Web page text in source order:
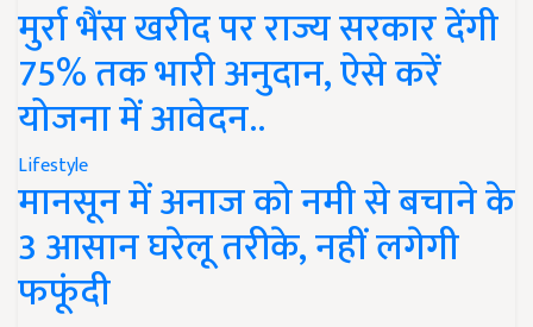
मुर्रा भैंस खरीद पर राज्य सरकार देंगी
75% तक भारी अनुदान, ऐसे करें
योजना में आवेदन..
Lifestyle
मानसून में अनाज को नमी से बचाने के
3 आसान घरेलू तरीके, नहीं लगेगी
फफूंदी